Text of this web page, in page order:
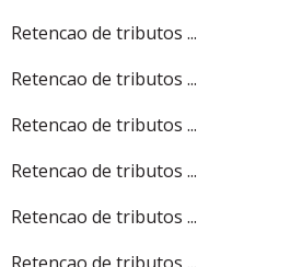
Retencao de tributos ...
Retencao de tributos ...
Retencao de tributos ...
Retencao de tributos ...
Retencao de tributos ...